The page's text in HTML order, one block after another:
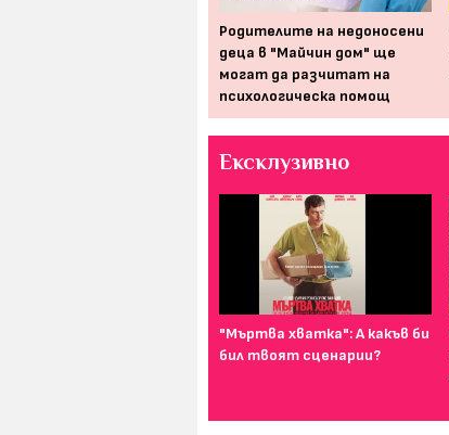
Родителите на недоносени
деца в "Майчин дом" ще
могат да разчитат на
психологическа помощ
Ексклузивно
"Мъртва хватка": А какъв би
бил твоят сценарии?